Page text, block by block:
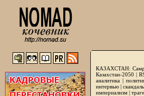
КАЗАХСТАН:
Казахстан-2050 |
аналитика |
интервью |
империализм |